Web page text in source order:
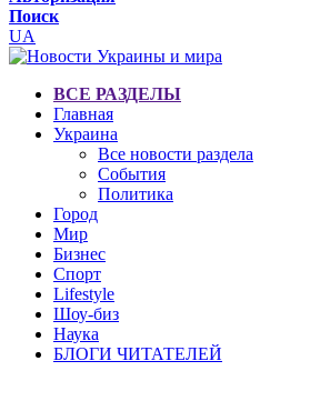
Поиск
UA
ВСЕ РАЗДЕЛЫ
Главная
Украина
Все новости раздела
События
Политика
Город
Мир
Бизнес
Спорт
Lifestyle
Шоу-биз
Наука
БЛОГИ ЧИТАТЕЛЕЙ